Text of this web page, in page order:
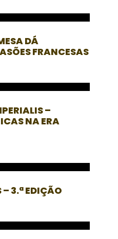
DÁ
FRANCESAS
–
NA ERA
– 3.ª EDIÇÃO